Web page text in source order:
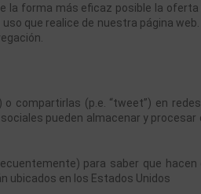
forma más eficaz posible la
que realice de nuestra página
compartirlas (p.e. “tweet”) en
pueden almacenar y
para saber que
ubicados en los Estados Unidos